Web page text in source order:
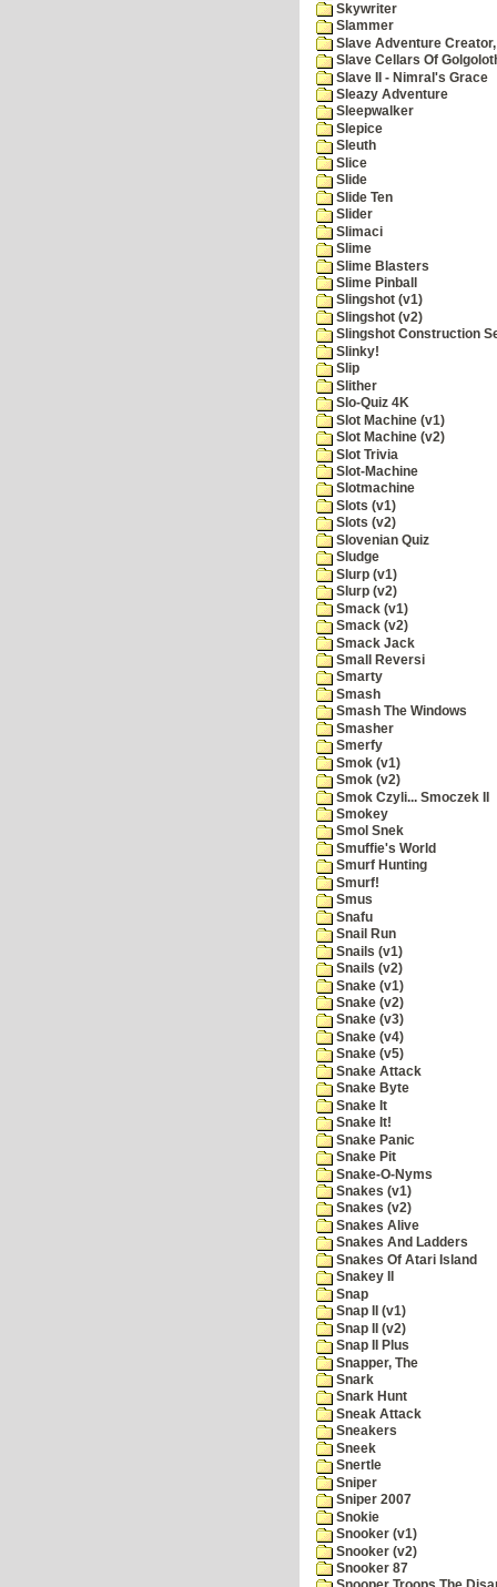
Skywriter
Slammer
Slave Adventure Creator,
Slave Cellars Of
Slave II - Nimral's Grace
Sleazy Adventure
Sleepwalker
Slepice
Sleuth
Slice
Slide
Slide Ten
Slider
Slimaci
Slime
Slime Blasters
Slime Pinball
Slingshot (v1)
Slingshot (v2)
Slingshot Construction
Slinky!
Slip
Slither
Slo-Quiz 4K
Slot Machine (v1)
Slot Machine (v2)
Slot Trivia
Slot-Machine
Slotmachine
Slots (v1)
Slots (v2)
Slovenian Quiz
Sludge
Slurp (v1)
Slurp (v2)
Smack (v1)
Smack (v2)
Smack Jack
Small Reversi
Smarty
Smash
Smash The Windows
Smasher
Smerfy
Smok (v1)
Smok (v2)
Smok Czyli... Smoczek II
Smokey
Smol Snek
Smuffie's World
Smurf Hunting
Smurf!
Smus
Snafu
Snail Run
Snails (v1)
Snails (v2)
Snake (v1)
Snake (v2)
Snake (v3)
Snake (v4)
Snake (v5)
Snake Attack
Snake Byte
Snake It
Snake It!
Snake Panic
Snake Pit
Snake-O-Nyms
Snakes (v1)
Snakes (v2)
Snakes Alive
Snakes And Ladders
Snakes Of Atari Island
Snakey II
Snap
Snap II (v1)
Snap II (v2)
Snap II Plus
Snapper, The
Snark
Snark Hunt
Sneak Attack
Sneakers
Sneek
Snertle
Sniper
Sniper 2007
Snokie
Snooker (v1)
Snooker (v2)
Snooker 87